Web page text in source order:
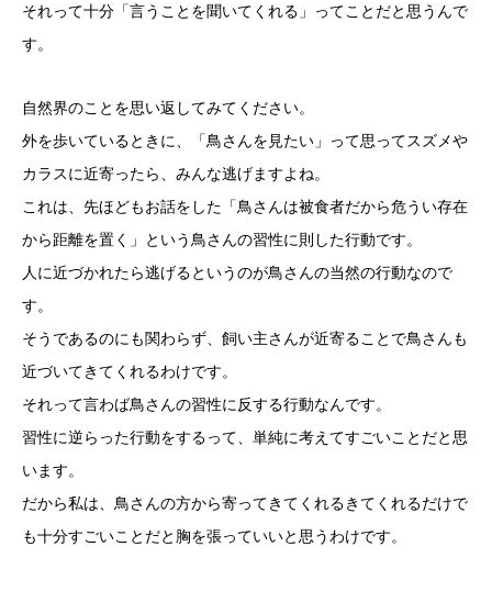
それって十分「言うことを聞いてくれる」ってことだと思うんで
す。
自然界のことを思い返してみてください。
外を歩いているときに、「鳥さんを見たい」って思ってスズメや
カラスに近寄ったら、みんな逃げますよね。
これは、先ほどもお話をした「鳥さんは被食者だから危うい存在
から距離を置く」という鳥さんの習性に則した行動です。
人に近づかれたら逃げるというのが鳥さんの当然の行動なので
す。
そうであるのにも関わらず、飼い主さんが近寄ることで鳥さんも
近づいてきてくれるわけです。
それって言わば鳥さんの習性に反する行動なんです。
習性に逆らった行動をするって、単純に考えてすごいことだと思
います。
だから私は、鳥さんの方から寄ってきてくれるきてくれるだけで
も十分すごいことだと胸を張っていいと思うわけです。